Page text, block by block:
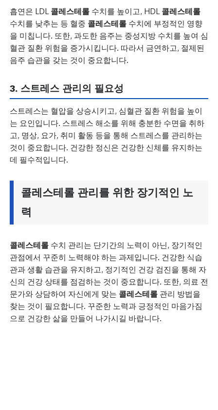
흡연은 LDL 콜레스테롤 수치를 높이고, HDL 콜레스테롤
수치를 낮추는 등 혈중 콜레스테롤 수치에 부정적인 영향
을 미칩니다. 또한, 과도한 음주는 중성지방 수치를 높여 심
혈관 질환 위험을 증가시킵니다. 따라서 금연하고, 절제된
음주 습관을 갖는 것이 중요합니다.
3. 스트레스 관리의 필요성
스트레스는 혈압을 상승시키고, 심혈관 질환 위험을 높이
는 요인입니다. 스트레스 해소를 위해 충분한 수면을 취하
고, 명상, 요가, 취미 활동 등을 통해 스트레스를 관리하는
것이 중요합니다. 건강한 정신은 건강한 신체를 유지하는
데 필수적입니다.
콜레스테롤 관리를 위한 장기적인 노
력
콜레스테롤 수치 관리는 단기간의 노력이 아닌, 장기적인
관점에서 꾸준히 노력해야 하는 과제입니다. 건강한 식습
관과 생활 습관을 유지하고, 정기적인 건강 검진을 통해 자
신의 건강 상태를 점검하는 것이 중요합니다. 또한, 의료 전
문가와 상담하여 자신에게 맞는 콜레스테롤 관리 방법을
찾는 것이 필요합니다. 꾸준한 노력과 긍정적인 마음가짐
으로 건강한 삶을 만들어 나가시길 바랍니다.